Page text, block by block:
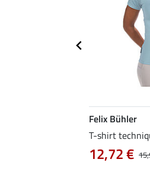
Felix Bühler
T-shirt
12,72 €